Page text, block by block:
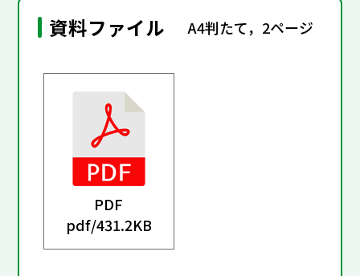
資料ファイル A4判たて，2ページ
PDF
pdf/431.2KB